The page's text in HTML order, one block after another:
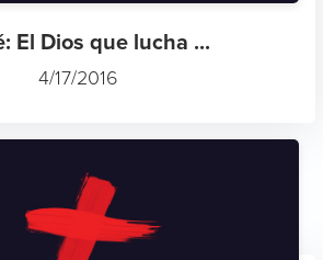
El Dios que lucha ...
4/17/2016